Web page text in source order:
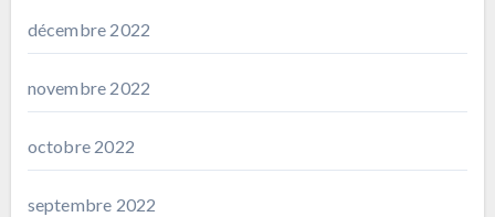
décembre 2022
novembre 2022
octobre 2022
septembre 2022